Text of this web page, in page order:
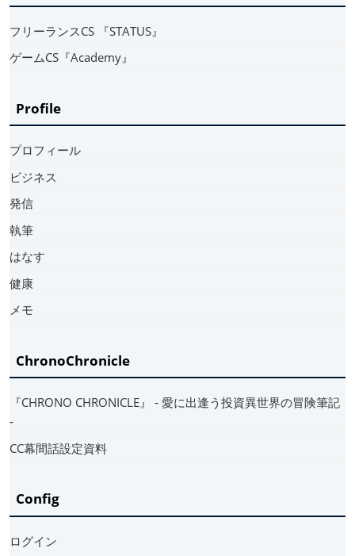
フリーランスCS 『STATUS』
ゲームCS『Academy』
Profile
プロフィール
ビジネス
発信
執筆
はなす
健康
メモ
ChronoChronicle
『CHRONO CHRONICLE』 ‐ 愛に出逢う投資異世界の冒険筆記
‐
CC幕間話設定資料
Config
ログイン